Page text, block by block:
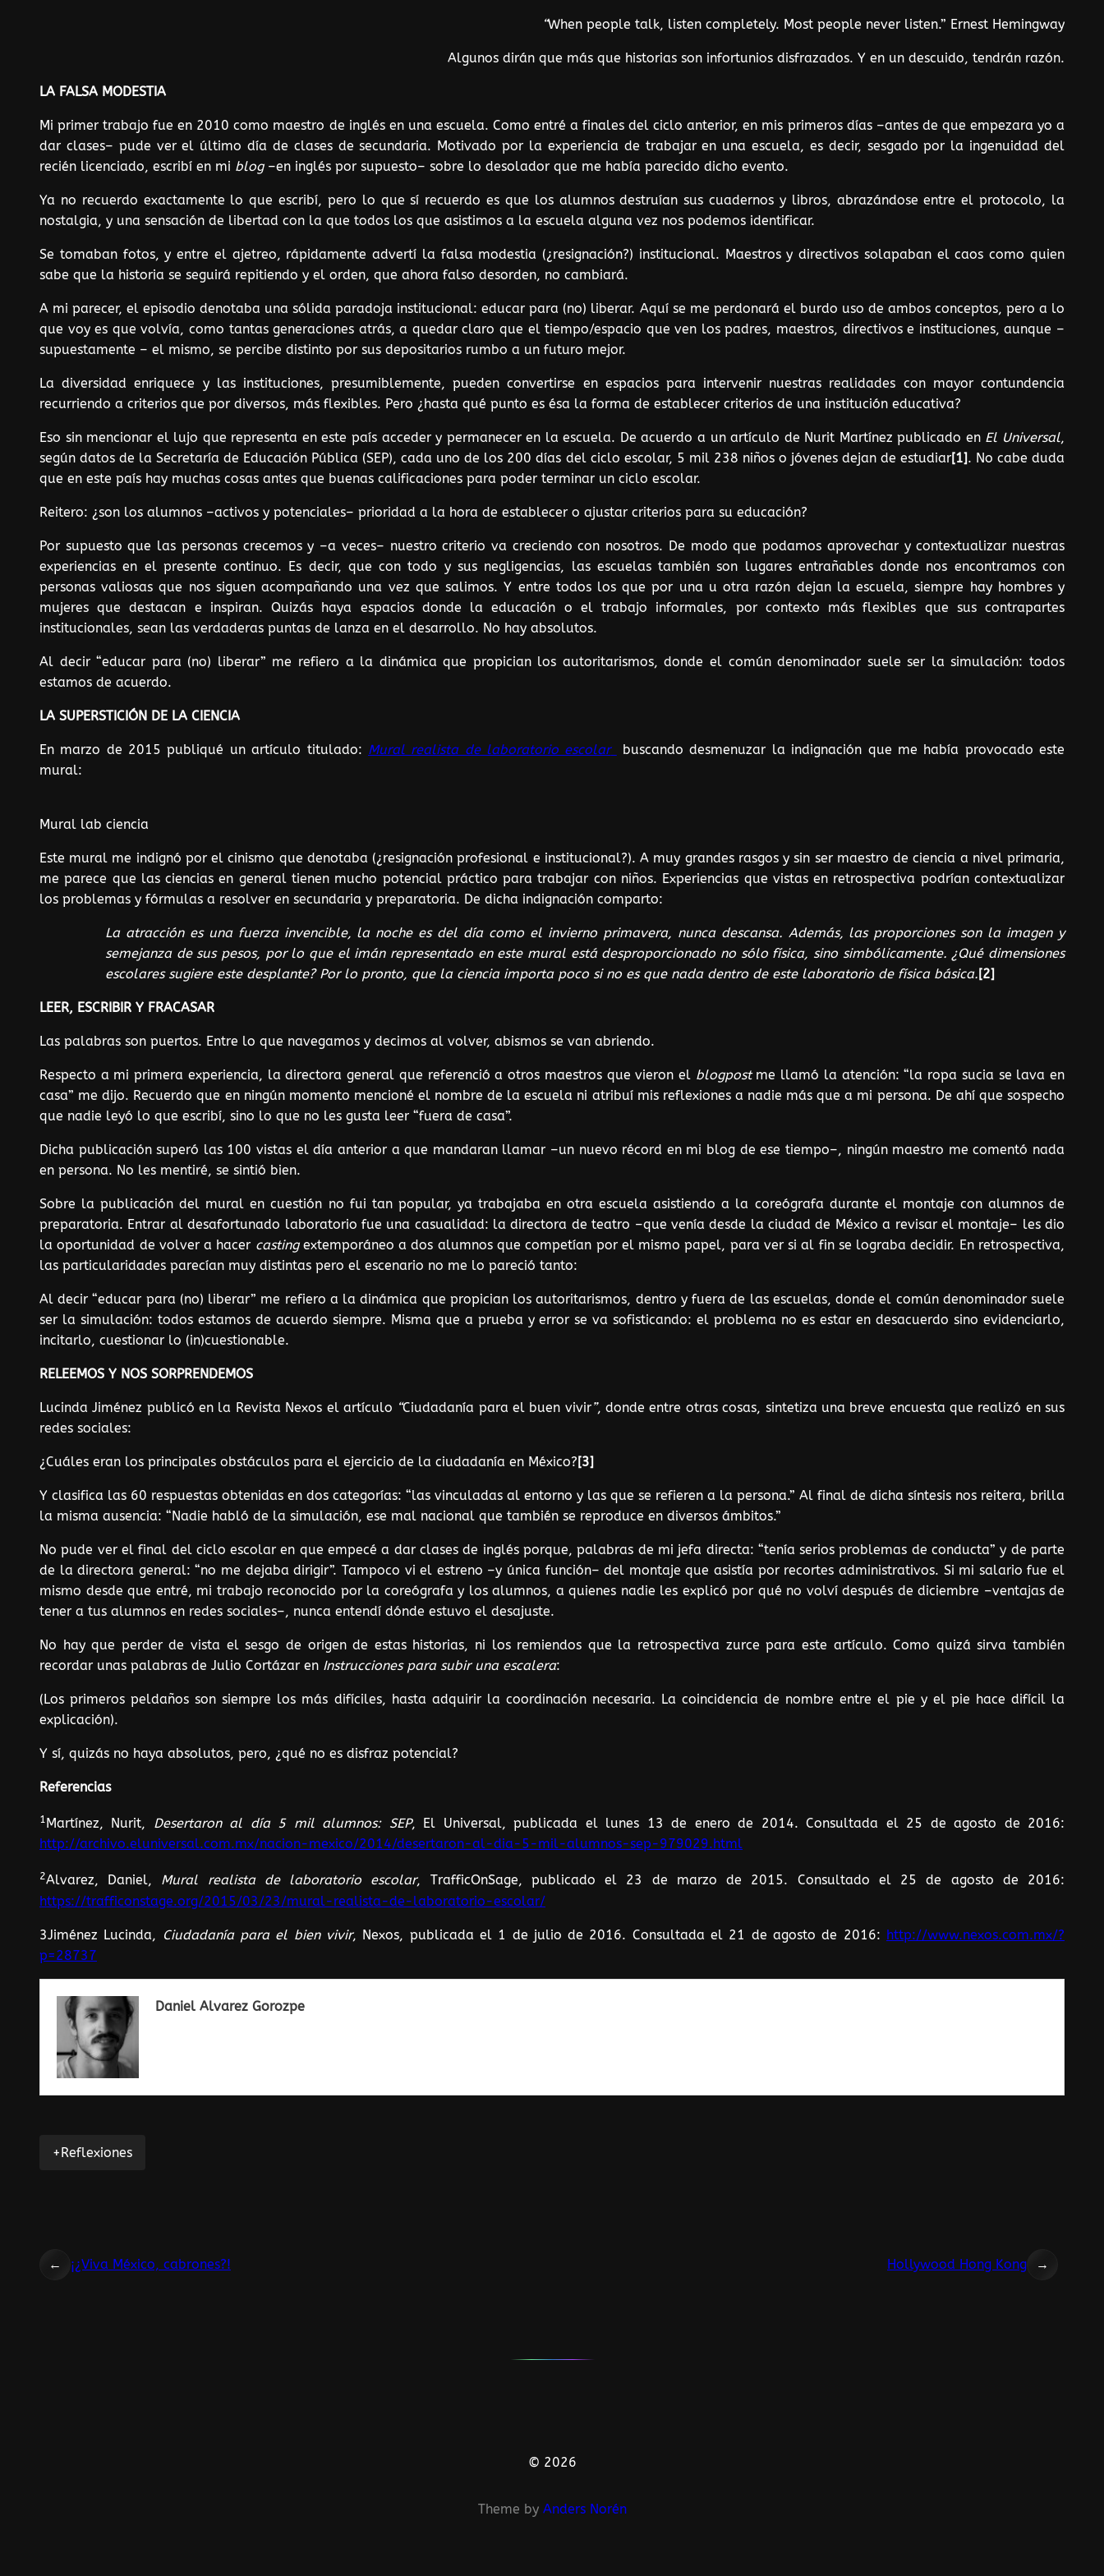
“When people talk, listen completely. Most people never listen.” Ernest Hemingway
Algunos dirán que más que historias son infortunios disfrazados. Y en un descuido, tendrán razón.
LA FALSA MODESTIA
Mi primer trabajo fue en 2010 como maestro de inglés en una escuela. Como entré a finales del ciclo anterior, en mis primeros días –antes de que empezara yo a
dar clases– pude ver el último día de clases de secundaria. Motivado por la experiencia de trabajar en una escuela, es decir, sesgado por la ingenuidad del
recién licenciado, escribí en mi blog–en inglés por supuesto– sobre lo desolador que me había parecido dicho evento.
Ya no recuerdo exactamente lo que escribí, pero lo que sí recuerdo es que los alumnos destruían sus cuadernos y libros, abrazándose entre el protocolo, la
nostalgia, y una sensación de libertad con la que todos los que asistimos a la escuela alguna vez nos podemos identificar.
Se tomaban fotos, y entre el ajetreo, rápidamente advertí la falsa modestia (¿resignación?) institucional. Maestros y directivos solapaban el caos como quien
sabe que la historia se seguirá repitiendo y el orden, que ahora falso desorden, no cambiará.
A mi parecer, el episodio denotaba una sólida paradoja institucional: educar para (no) liberar. Aquí se me perdonará el burdo uso de ambos conceptos, pero a lo
que voy es que volvía, como tantas generaciones atrás, a quedar claro que el tiempo/espacio que ven los padres, maestros, directivos e instituciones, aunque –
supuestamente – el mismo, se percibe distinto por sus depositarios rumbo a un futuro mejor.
La diversidad enriquece y las instituciones, presumiblemente, pueden convertirse en espacios para intervenir nuestras realidades con mayor contundencia
recurriendo a criterios que por diversos, más flexibles. Pero ¿hasta qué punto es ésa la forma de establecer criterios de una institución educativa?
Eso sin mencionar el lujo que representa en este país acceder y permanecer en la escuela. De acuerdo a un artículo de Nurit Martínez publicado en El Universal,
según datos de la Secretaría de Educación Pública (SEP), cada uno de los 200 días del ciclo escolar, 5 mil 238 niños o jóvenes dejan de estudiar[1]. No cabe duda
que en este país hay muchas cosas antes que buenas calificaciones para poder terminar un ciclo escolar.
Reitero: ¿son los alumnos –activos y potenciales– prioridad a la hora de establecer o ajustar criterios para su educación?
Por supuesto que las personas crecemos y –a veces– nuestro criterio va creciendo con nosotros. De modo que podamos aprovechar y contextualizar nuestras
experiencias en el presente continuo. Es decir, que con todo y sus negligencias, las escuelas también son lugares entrañables donde nos encontramos con
personas valiosas que nos siguen acompañando una vez que salimos. Y entre todos los que por una u otra razón dejan la escuela, siempre hay hombres y
mujeres que destacan e inspiran. Quizás haya espacios donde la educación o el trabajo informales, por contexto más flexibles que sus contrapartes
institucionales, sean las verdaderas puntas de lanza en el desarrollo. No hay absolutos.
Al decir “educar para (no) liberar” me refiero a la dinámica que propician los autoritarismos, donde el común denominador suele ser la simulación: todos
estamos de acuerdo.
LA SUPERSTICIÓN DE LA CIENCIA
En marzo de 2015 publiqué un artículo titulado: Mural realista de laboratorio escolar
buscando desmenuzar la indignación que me había provocado este
mural:
Mural lab ciencia
Este mural me indignó por el cinismo que denotaba (¿resignación profesional e institucional?). A muy grandes rasgos y sin ser maestro de ciencia a nivel primaria,
me parece que las ciencias en general tienen mucho potencial práctico para trabajar con niños. Experiencias que vistas en retrospectiva podrían contextualizar
los problemas y fórmulas a resolver en secundaria y preparatoria. De dicha indignación comparto:
La atracción es una fuerza invencible, la noche es del día como el invierno primavera, nunca descansa. Además, las proporciones son la imagen y
semejanza de sus pesos, por lo que el imán representado en este mural está desproporcionado no sólo física, sino simbólicamente. ¿Qué dimensiones
escolares sugiere este desplante? Por lo pronto, que la ciencia importa poco si no es que nada dentro de este laboratorio de física básica.[2]
LEER, ESCRIBIR Y FRACASAR
Las palabras son puertos. Entre lo que navegamos y decimos al volver, abismos se van abriendo.
Respecto a mi primera experiencia, la directora general que referenció a otros maestros que vieron el blogpostme llamó la atención: “la ropa sucia se lava en
casa” me dijo. Recuerdo que en ningún momento mencioné el nombre de la escuela ni atribuí mis reflexiones a nadie más que a mi persona. De ahí que sospecho
que nadie leyó lo que escribí, sino lo que no les gusta leer “fuera de casa”.
Dicha publicación superó las 100 vistas el día anterior a que mandaran llamar –un nuevo récord en mi blog de ese tiempo–, ningún maestro me comentó nada
en persona. No les mentiré, se sintió bien.
Sobre la publicación del mural en cuestión no fui tan popular, ya trabajaba en otra escuela asistiendo a la coreógrafa durante el montaje con alumnos de
preparatoria. Entrar al desafortunado laboratorio fue una casualidad: la directora de teatro –que venía desde la ciudad de México a revisar el montaje– les dio
la oportunidad de volver a hacer castingextemporáneo a dos alumnos que competían por el mismo papel, para ver si al fin se lograba decidir. En retrospectiva,
las particularidades parecían muy distintas pero el escenario no me lo pareció tanto:
Al decir “educar para (no) liberar” me refiero a la dinámica que propician los autoritarismos, dentro y fuera de las escuelas, donde el común denominador suele
ser la simulación: todos estamos de acuerdo siempre. Misma que a prueba y error se va sofisticando: el problema no es estar en desacuerdo sino evidenciarlo,
incitarlo, cuestionar lo (in)cuestionable.
RELEEMOS Y NOS SORPRENDEMOS
Lucinda Jiménez publicó en la Revista Nexos el artículo “Ciudadanía para el buen vivir”, donde entre otras cosas, sintetiza una breve encuesta que realizó en sus
redes sociales:
¿Cuáles eran los principales obstáculos para el ejercicio de la ciudadanía en México?[3]
Y clasifica las 60 respuestas obtenidas en dos categorías: “las vinculadas al entorno y las que se refieren a la persona.” Al final de dicha síntesis nos reitera, brilla
la misma ausencia: “Nadie habló de la simulación, ese mal nacional que también se reproduce en diversos ámbitos.”
No pude ver el final del ciclo escolar en que empecé a dar clases de inglés porque, palabras de mi jefa directa: “tenía serios problemas de conducta” y de parte
de la directora general: “no me dejaba dirigir”. Tampoco vi el estreno –y única función– del montaje que asistía por recortes administrativos. Si mi salario fue el
mismo desde que entré, mi trabajo reconocido por la coreógrafa y los alumnos, a quienes nadie les explicó por qué no volví después de diciembre –ventajas de
tener a tus alumnos en redes sociales–, nunca entendí dónde estuvo el desajuste.
No hay que perder de vista el sesgo de origen de estas historias, ni los remiendos que la retrospectiva zurce para este artículo. Como quizá sirva también
recordar unas palabras de Julio Cortázar en Instrucciones para subir una escalera:
(Los primeros peldaños son siempre los más difíciles, hasta adquirir la coordinación necesaria. La coincidencia de nombre entre el pie y el pie hace difícil la
explicación).
Y sí, quizás no haya absolutos, pero, ¿qué no es disfraz potencial?
Referencias
1 Martínez, Nurit, Desertaron al día 5 mil alumnos: SEP, El Universal, publicada el lunes 13 de enero de 2014. Consultada el 25 de agosto de 2016:
http://archivo.eluniversal.com.mx/nacion-mexico/2014/desertaron-al-dia-5-mil-alumnos-sep-979029.html
2Alvarez, Daniel, Mural realista de laboratorio escolar, TrafficOnSage, publicado el 23 de marzo de 2015. Consultado el 25 de agosto de 2016:
https://trafficonstage.org/2015/03/23/mural-realista-de-laboratorio-escolar/
3Jiménez Lucinda, Ciudadanía para el bien vivir, Nexos, publicada el 1 de julio de 2016. Consultada el 21 de agosto de 2016: http://www.nexos.com.mx/?
p=28737
Daniel Alvarez Gorozpe
+Reflexiones
← ¡¿Viva México, cabrones?! Hollywood Hong Kong →
© 2026
Theme by Anders Norén